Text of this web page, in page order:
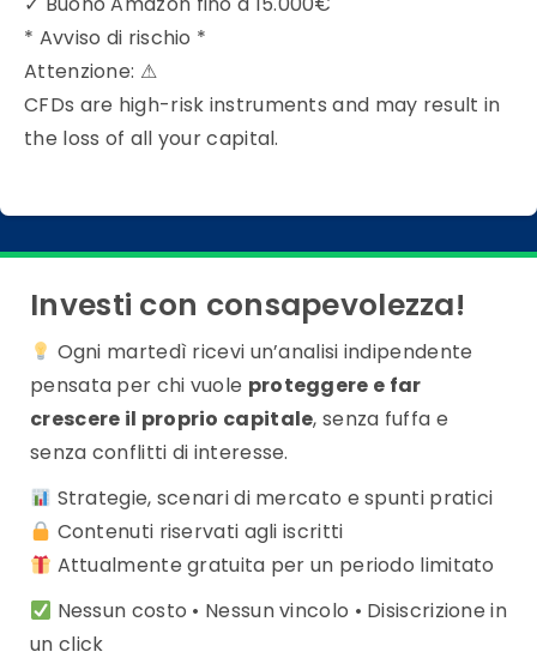
* Avviso di rischio *
Attenzione: ⚠
CFDs are high-risk instruments and may result in
the loss of all your capital.
Investi con consapevolezza!
Ogni martedì ricevi un’analisi indipendente
pensata per chi vuole proteggere e far
crescere il proprio capitale, senza fuffa e
senza conflitti di interesse.
Strategie, scenari di mercato e spunti pratici
Contenuti riservati agli iscritti
Attualmente gratuita per un periodo limitato
Nessun costo • Nessun vincolo • Disiscrizione in
un click